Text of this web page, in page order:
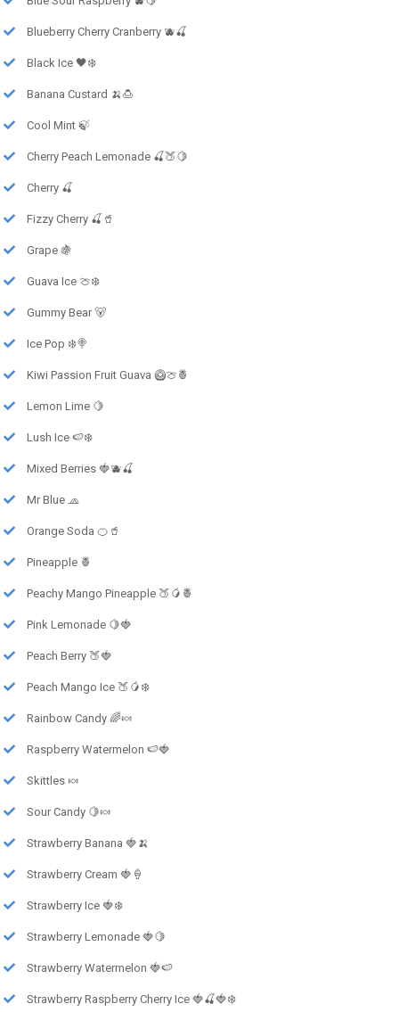
Blueberry Cherry Cranberry 🫐🍒
Black Ice 🖤❄️
Banana Custard 🍌🍮
Cool Mint 🍃
Cherry Peach Lemonade 🍒🍑🍋
Cherry 🍒
Fizzy Cherry 🍒🥤
Grape 🍇
Guava Ice 🍈❄️
Gummy Bear 🐻
Ice Pop ❄️🍭
Kiwi Passion Fruit Guava 🥝🍈🍍
Lemon Lime 🍋
Lush Ice 🍉❄️
Mixed Berries 🍓🫐🍒
Mr Blue 🧢
Orange Soda 🍊🥤
Pineapple 🍍
Peachy Mango Pineapple 🍑🥭🍍
Pink Lemonade 🍋🍓
Peach Berry 🍑🍓
Peach Mango Ice 🍑🥭❄️
Rainbow Candy 🌈🍬
Raspberry Watermelon 🍉🍓
Skittles 🍬
Sour Candy 🍋🍬
Strawberry Banana 🍓🍌
Strawberry Cream 🍓🍦
Strawberry Ice 🍓❄️
Strawberry Lemonade 🍓🍋
Strawberry Watermelon 🍓🍉
Strawberry Raspberry Cherry Ice 🍓🍒🍓❄️